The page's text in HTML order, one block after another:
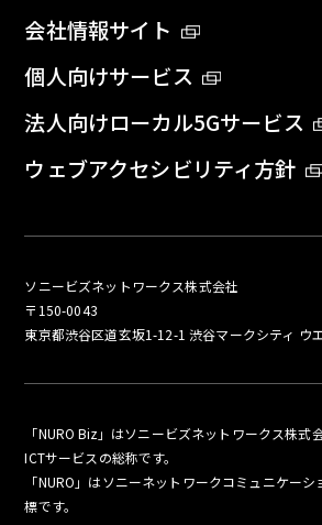
会社情報サイト
個人向けサービス
法人向けローカル5Gサービス
ウェブアクセシビリティ方針
ソニービズネットワークス株式会社
〒150-0043
東京都渋谷区道玄坂1-12-1 渋谷マークシティ ウ
「NURO Biz」はソニービズネットワークス株式
ICTサービスの総称です。
「NURO」はソニーネットワークコミュニケー
標です。